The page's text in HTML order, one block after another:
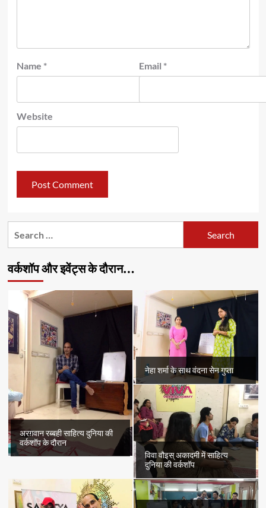
Name * Email *
Website
वर्कशॉप और इवेंट्स के दौरान…
अरग़वान रब्बही साहित्य दुनिया की
वर्कशॉप के दौरान
नेहा शर्मा के साथ वंदना सेन गुप्ता
विवा वौइस् अकादमी में साहित्य
दुनिया की वर्कशॉप